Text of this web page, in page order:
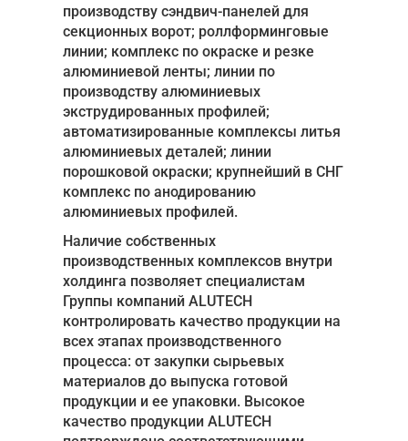
Кредит
О компании
Где купить
Отзывы
Контакты
производству сэндвич-панелей для
секционных ворот; роллформинговые
линии; комплекс по окраске и резке
алюминиевой ленты; линии по
производству алюминиевых
экструдированных профилей;
автоматизированные комплексы литья
алюминиевых деталей; линии
порошковой окраски; крупнейший в СНГ
комплекс по анодированию
алюминиевых профилей.
Наличие собственных
производственных комплексов внутри
холдинга позволяет специалистам
Группы компаний ALUTECH
контролировать качество продукции на
всех этапах производственного
процесса: от закупки сырьевых
материалов до выпуска готовой
продукции и ее упаковки. Высокое
качество продукции ALUTECH